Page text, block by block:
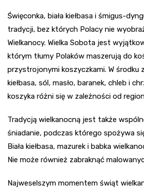
Święconka, biała kiełbasa i śmigus-
tradycji, bez których Polacy nie
Wielkanocy. Wielka Sobota jest
którym tłumy Polaków maszerują do
przystrojonymi koszyczkami. W środku
kiełbasa, sól, masło, baranek, chleb i
koszyka różni się w zależności od
Tradycją wielkanocną jest także
śniadanie, podczas którego spożywa
Biała kiełbasa, mazurek i babka
Nie może również zabraknąć
Najweselszym momentem świąt